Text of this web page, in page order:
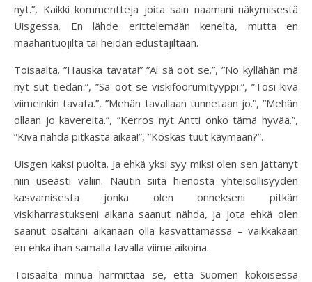
nyt.”, Kaikki kommentteja joita sain naamani näkymisestä
Uisgessa. En lähde erittelemään keneltä, mutta en
maahantuojilta tai heidän edustajiltaan.
Toisaalta. ”Hauska tavata!” ”Ai sä oot se.”, ”No kyllähän mä
nyt sut tiedän.”, ”Sä oot se viskifoorumityyppi.”, ”Tosi kiva
viimeinkin tavata.”, ”Mehän tavallaan tunnetaan jo.”, ”Mehän
ollaan jo kavereita.”, ”Kerros nyt Antti onko tämä hyvää.”,
”Kiva nähdä pitkästä aikaa!”, ”Koskas tuut käymään?”.
Uisgen kaksi puolta. Ja ehkä yksi syy miksi olen sen jättänyt
niin useasti väliin. Nautin siitä hienosta yhteisöllisyyden
kasvamisesta jonka olen onnekseni pitkän
viskiharrastukseni aikana saanut nähdä, ja jota ehkä olen
saanut osaltani aikanaan olla kasvattamassa – vaikkakaan
en ehkä ihan samalla tavalla viime aikoina.
Toisaalta minua harmittaa se, että Suomen kokoisessa